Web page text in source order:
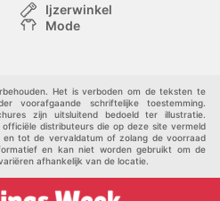
Ijzerwinkel
Mode
Het is verboden om de teksten te
voorafgaande schriftelijke toestemming.
zijn uitsluitend bedoeld ter illustratie.
distributeurs die op deze site vermeld
en tot de vervaldatum of zolang de voorraad
en kan niet worden gebruikt om de
afhankelijk van de locatie.